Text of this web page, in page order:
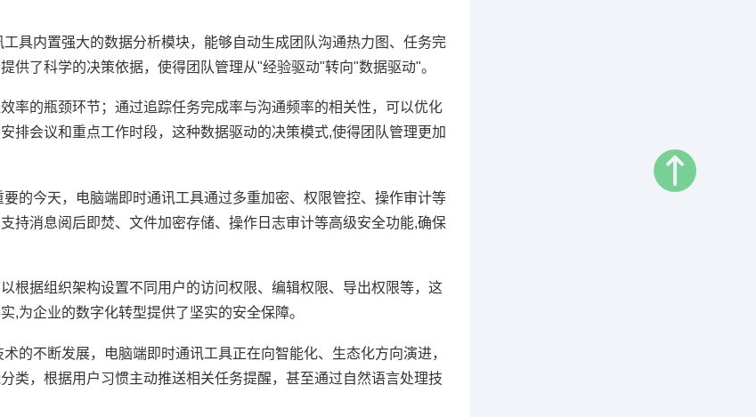
具内置强大的数据分析模块，能够自动生成团队沟通热力图、任务完
供了科学的决策依据，使得团队管理从"经验驱动"转向"数据驱动"。
率的瓶颈环节；通过追踪任务完成率与沟通频率的相关性，可以优化
排会议和重点工作时段，这种数据驱动的决策模式,使得团队管理更加
的今天，电脑端即时通讯工具通过多重加密、权限管控、操作审计等
持消息阅后即焚、文件加密存储、操作日志审计等高级安全功能,确保
根据组织架构设置不同用户的访问权限、编辑权限、导出权限等，这
,为企业的数字化转型提供了坚实的安全保障。
的不断发展，电脑端即时通讯工具正在向智能化、生态化方向演进，
类，根据用户习惯主动推送相关任务提醒，甚至通过自然语言处理技